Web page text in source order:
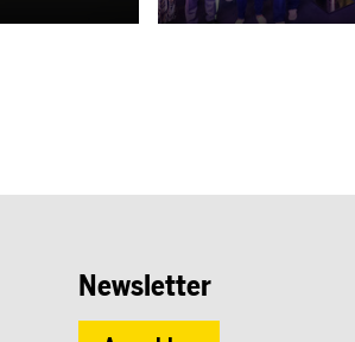
Newsletter